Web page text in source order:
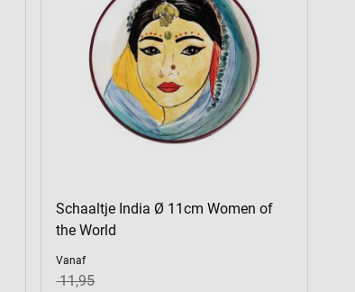
Schaaltje India Ø 11cm Women of
the World
Vanaf
11,95